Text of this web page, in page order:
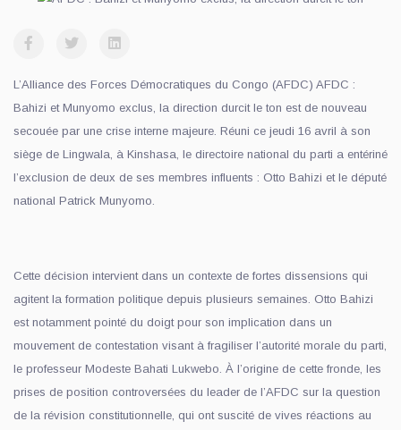
L’Alliance des Forces Démocratiques du Congo (AFDC) AFDC :
Bahizi et Munyomo exclus, la direction durcit le ton est de nouveau
secouée par une crise interne majeure. Réuni ce jeudi 16 avril à son
siège de Lingwala, à Kinshasa, le directoire national du parti a entériné
l’exclusion de deux de ses membres influents : Otto Bahizi et le député
national Patrick Munyomo.
Cette décision intervient dans un contexte de fortes dissensions qui
agitent la formation politique depuis plusieurs semaines. Otto Bahizi
est notamment pointé du doigt pour son implication dans un
mouvement de contestation visant à fragiliser l’autorité morale du parti,
le professeur Modeste Bahati Lukwebo. À l’origine de cette fronde, les
prises de position controversées du leader de l’AFDC sur la question
de la révision constitutionnelle, qui ont suscité de vives réactions au